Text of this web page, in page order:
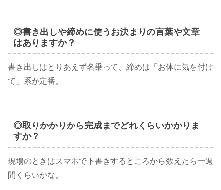
◎書き出しや締めに使うお決まりの言葉や文章
はありますか？
書き出しはとりあえず名乗って、締めは「お体に気を付け
て」系が定番。
◎取りかかりから完成までどれくらいかかりま
すか？
現場のときはスマホで下書きするところから数えたら一週
間くらいかな。